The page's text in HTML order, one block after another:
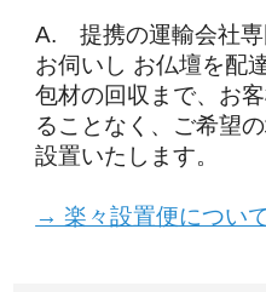
A. 提携の運輸会社専
お伺いし お仏壇を配
包材の回収まで、お
ることなく、ご希望
設置いたします。
→ 楽々設置便につい